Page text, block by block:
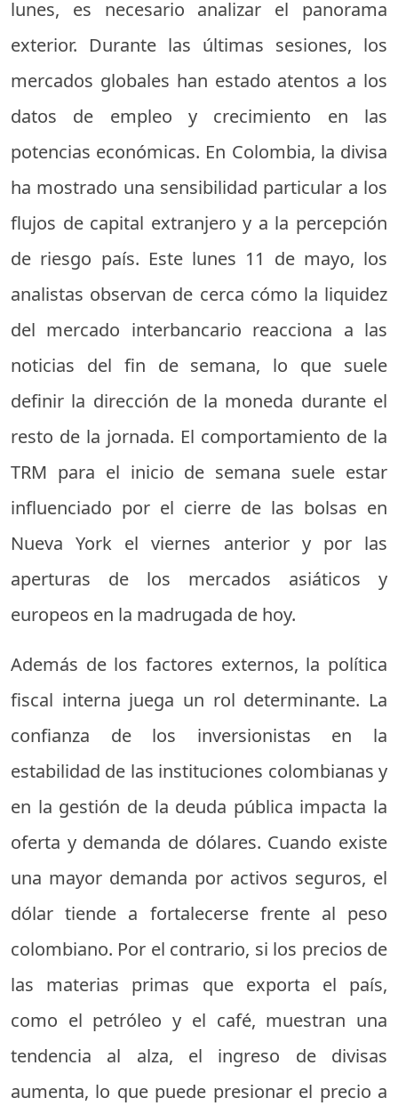
lunes, es necesario analizar el panorama
exterior. Durante las últimas sesiones, los
mercados globales han estado atentos a los
datos de empleo y crecimiento en las
potencias económicas. En Colombia, la divisa
ha mostrado una sensibilidad particular a los
flujos de capital extranjero y a la percepción
de riesgo país. Este lunes 11 de mayo, los
analistas observan de cerca cómo la liquidez
del mercado interbancario reacciona a las
noticias del fin de semana, lo que suele
definir la dirección de la moneda durante el
resto de la jornada. El comportamiento de la
TRM para el inicio de semana suele estar
influenciado por el cierre de las bolsas en
Nueva York el viernes anterior y por las
aperturas de los mercados asiáticos y
europeos en la madrugada de hoy.
Además de los factores externos, la política
fiscal interna juega un rol determinante. La
confianza de los inversionistas en la
estabilidad de las instituciones colombianas y
en la gestión de la deuda pública impacta la
oferta y demanda de dólares. Cuando existe
una mayor demanda por activos seguros, el
dólar tiende a fortalecerse frente al peso
colombiano. Por el contrario, si los precios de
las materias primas que exporta el país,
como el petróleo y el café, muestran una
tendencia al alza, el ingreso de divisas
aumenta, lo que puede presionar el precio a